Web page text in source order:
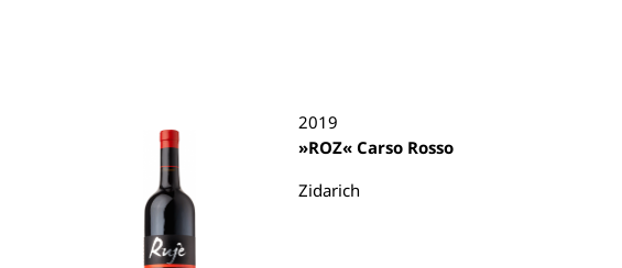
2019
»ROZ« Carso Rosso
Zidarich